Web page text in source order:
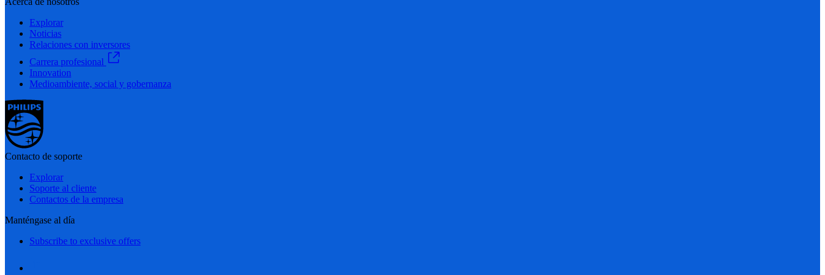
Explorar
Noticias
Relaciones con inversores
Carrera profesional
Innovation
Medioambiente, social y gobernanza
Contacto de soporte
Explorar
Soporte al cliente
Contactos de la empresa
Manténgase al día
Subscribe to exclusive offers